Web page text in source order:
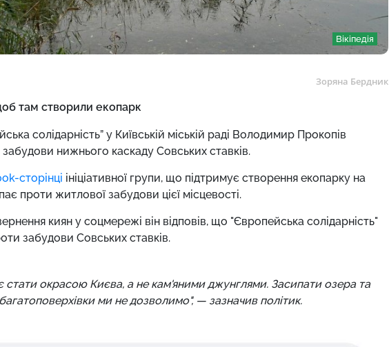
Вікіпедія
Зоряна Бердник
там створили екопарк
cолідарність” у Київській міській раді Володимир Прокопів
нижнього каскаду Совських ставків.
сторінці ініціативної групи, що підтримує створення екопарку на
проти житлової забудови цієї місцевості.
киян у соцмережі він відповів, що "Європейська солідарність"
забудови Совських ставків.
окрасою Києва, а не кам'яними джунглями. Засипати озера та
ми не дозволимо", — зазначив політик.